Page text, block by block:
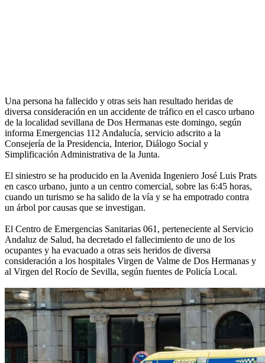
Una persona ha fallecido y otras seis han resultado heridas de
diversa consideración en un accidente de tráfico en el casco urbano
de la localidad sevillana de Dos Hermanas este domingo, según
informa Emergencias 112 Andalucía, servicio adscrito a la
Consejería de la Presidencia, Interior, Diálogo Social y
Simplificación Administrativa de la Junta.
El siniestro se ha producido en la Avenida Ingeniero José Luis Prats
en casco urbano, junto a un centro comercial, sobre las 6:45 horas,
cuando un turismo se ha salido de la vía y se ha empotrado contra
un árbol por causas que se investigan.
El Centro de Emergencias Sanitarias 061, perteneciente al Servicio
Andaluz de Salud, ha decretado el fallecimiento de uno de los
ocupantes y ha evacuado a otras seis heridos de diversa
consideración a los hospitales Virgen de Valme de Dos Hermanas y
al Virgen del Rocío de Sevilla, según fuentes de Policía Local.